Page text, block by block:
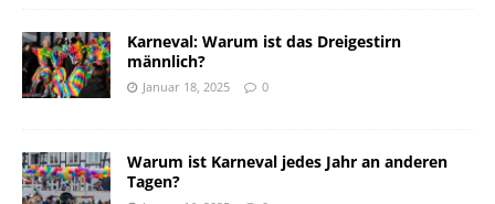
Karneval: Warum ist das Dreigestirn
männlich?
Januar 18, 2025 0
Warum ist Karneval jedes Jahr an anderen
Tagen?